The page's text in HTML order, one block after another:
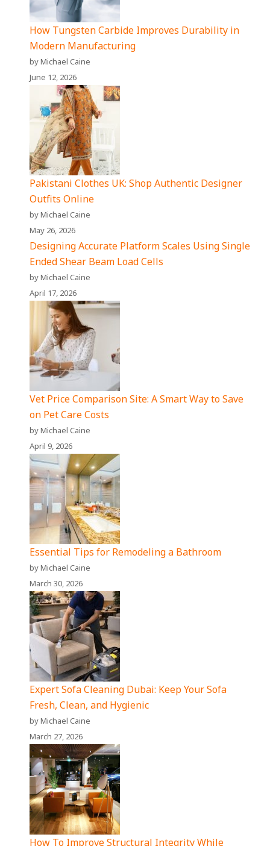
How Tungsten Carbide Improves Durability in
Modern Manufacturing
by Michael Caine
June 12, 2026
Pakistani Clothes UK: Shop Authentic Designer
Outfits Online
by Michael Caine
May 26, 2026
Designing Accurate Platform Scales Using Single
Ended Shear Beam Load Cells
by Michael Caine
April 17, 2026
Vet Price Comparison Site: A Smart Way to Save
on Pet Care Costs
by Michael Caine
April 9, 2026
Essential Tips for Remodeling a Bathroom
by Michael Caine
March 30, 2026
Expert Sofa Cleaning Dubai: Keep Your Sofa
Fresh, Clean, and Hygienic
by Michael Caine
March 27, 2026
How To Improve Structural Integrity While